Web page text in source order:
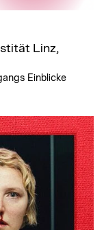
Linz,
Einblicke